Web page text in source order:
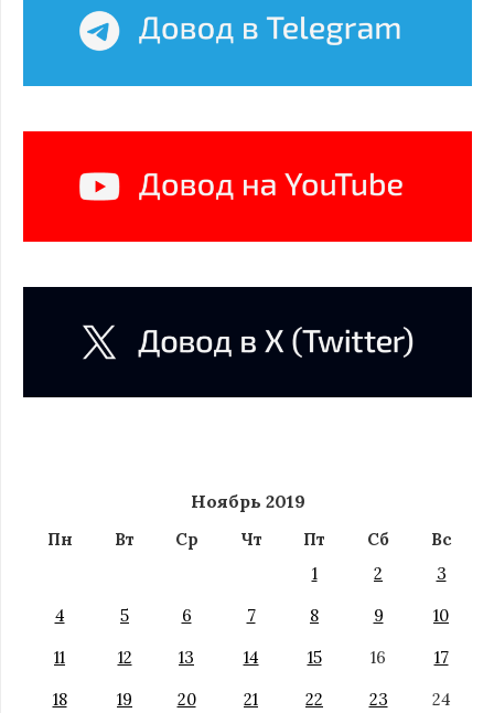
Ноябрь 2019
Пн Вт Ср Чт Пт Сб
Вс
1
2
3
4
5 6 7 8 9
10
11
12 13 14 15 16
17
18
19 20 21 22 23
24